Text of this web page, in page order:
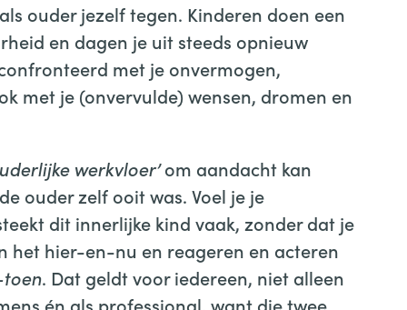
ouder jezelf tegen. Kinderen doen een
en dagen je uit steeds opnieuw
met je onvermogen,
met je (onvervulde) wensen, dromen en
werkvloer’om aandacht kan
ouder zelf ooit was. Voel je je
dit innerlijke kind vaak, zonder dat je
het hier-en-nu en reageren en acteren
. Dat geldt voor iedereen, niet alleen
én als professional, want die twee